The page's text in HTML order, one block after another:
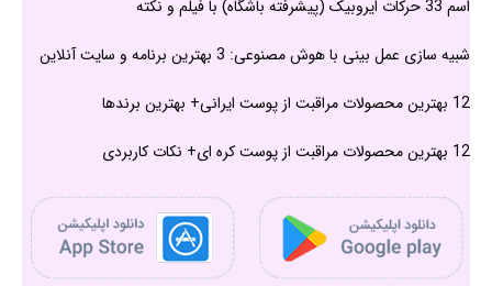
اسم 33 حرکات ایروبیک (پیشرفته باشگاه) با فیلم و نکته
شبیه سازی عمل بینی با هوش مصنوعی: 3 بهترین برنامه و سایت آنلاین
12 بهترین محصولات مراقبت از پوست ایرانی+ بهترین برندها
12 بهترین محصولات مراقبت از پوست کره ای+ نکات کاربردی